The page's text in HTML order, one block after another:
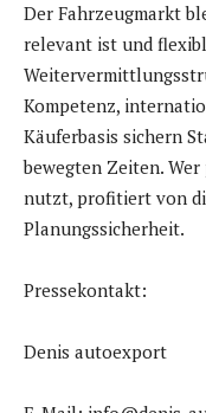
Der Fahrzeugmarkt
relevant ist und
Kompetenz,
Käuferbasis sichern
bewegten Zeiten.
nutzt, profitiert von
Planungssicherheit.
Pressekontakt:
Denis autoexport